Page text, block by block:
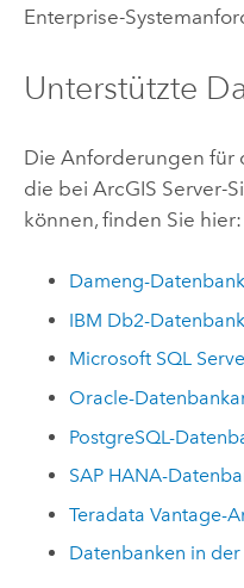
Enterprise-
Unterstützte
Die Anforderungen für
die bei ArcGIS Server-
können, finden Sie hier:
Dameng-
IBM Db2-
Microsoft SQL
Oracle-
PostgreSQL-
SAP HANA-
Teradata Vantage-
Datenbanken in